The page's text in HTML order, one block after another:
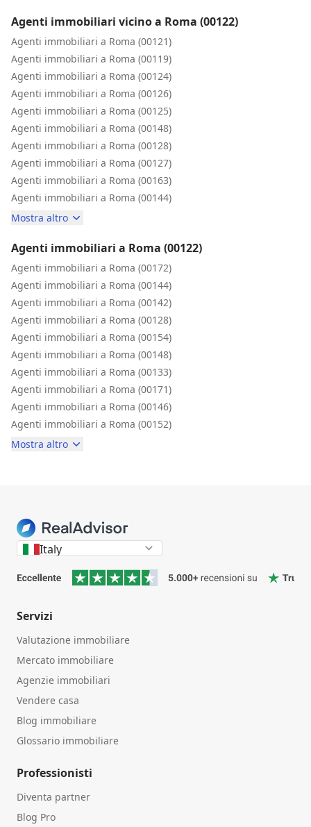
far mancare il proprio supporto a tutte le parti
interessate. La sua capacità di muoversi ed interloquire
con i diversi attorri coinvolti (tecnici, banca, notaio) mi ha
permesso di arrivare velocemente e serenamente alla
positiva conclusione dell'affare. In uno scenario ahimè
spesso caratterizzato da approcci improvvisati, Silvia è
un raro esempio di professionalità, stile ed empatia.
Agenti immobiliari vicino a Roma (00122)
Agenti immobiliari a Roma (00121)
Agenti immobiliari a Roma (00119)
Agenti immobiliari a Roma (00124)
Agenti immobiliari a Roma (00126)
Agenti immobiliari a Roma (00125)
Agenti immobiliari a Roma (00148)
Agenti immobiliari a Roma (00128)
Agenti immobiliari a Roma (00127)
Agenti immobiliari a Roma (00163)
Agenti immobiliari a Roma (00144)
Mostra altro
Agenti immobiliari a Roma (00122)
Agenti immobiliari a Roma (00172)
Agenti immobiliari a Roma (00144)
Agenti immobiliari a Roma (00142)
Agenti immobiliari a Roma (00128)
Agenti immobiliari a Roma (00154)
Agenti immobiliari a Roma (00148)
Agenti immobiliari a Roma (00133)
Agenti immobiliari a Roma (00171)
Agenti immobiliari a Roma (00146)
Agenti immobiliari a Roma (00152)
Mostra altro
Italy
Servizi
Valutazione immobiliare
Mercato immobiliare
Agenzie immobiliari
Vendere casa
Blog immobiliare
Glossario immobiliare
Professionisti
Diventa partner
Blog Pro